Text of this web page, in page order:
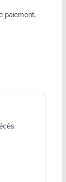
paiement,